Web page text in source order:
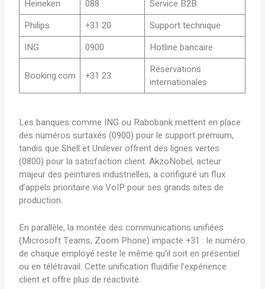
Heineken
088
Service B2B
Philips
+31 20
Support technique
ING
0900 Hotline bancaire
Booking.com +31 23
Réservations
internationales
Les banques comme ING ou Rabobank mettent en place
des numéros surtaxés (0900) pour le support premium,
tandis que Shell et Unilever offrent des lignes vertes
(0800) pour la satisfaction client. AkzoNobel, acteur
majeur des peintures industrielles, a configuré un flux
d’appels prioritaire via VoIP pour ses grands sites de
production.
En parallèle, la montée des communications unifiées
(Microsoft Teams, Zoom Phone) impacte +31 : le numéro
de chaque employé reste le même qu’il soit en présentiel
ou en télétravail. Cette unification fluidifie l’expérience
client et offre plus de réactivité.